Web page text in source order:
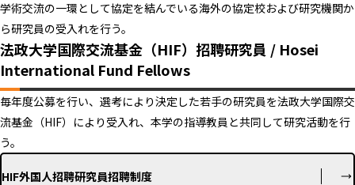
学術交流の一環として協定を結んでいる海外の協定校および研究機関か
ら研究員の受入れを行う。
法政大学国際交流基金（HIF）招聘研究員 / Hosei
International Fund Fellows
毎年度公募を行い、選考により決定した若手の研究員を法政大学国際交
流基金（HIF）により受入れ、本学の指導教員と共同して研究活動を行
う。
HIF外国人招聘研究員招聘制度